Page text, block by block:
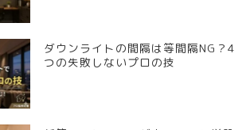
ダウンライトの間隔は等間隔NG？4
つの失敗しないプロの技